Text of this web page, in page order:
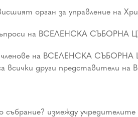
орган за управление на
въпроси на ВСЕЛЕНСКА
на ВСЕЛЕНСКА
са всички други
измежду